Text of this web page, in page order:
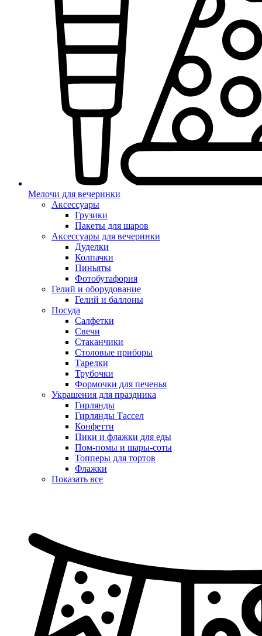
Мелочи для вечеринки
Аксессуары
Грузики
Пакеты для шаров
Аксессуары для вечеринки
Дуделки
Колпачки
Пиньяты
Фотобутафория
Гелий и оборудование
Гелий и баллоны
Посуда
Салфетки
Свечи
Стаканчики
Столовые приборы
Тарелки
Трубочки
Формочки для печенья
Украшения для праздника
Гирлянды
Гирлянды Тассел
Конфетти
Пики и флажки для еды
Пом-помы и шары-соты
Топперы для тортов
Флажки
Показать все